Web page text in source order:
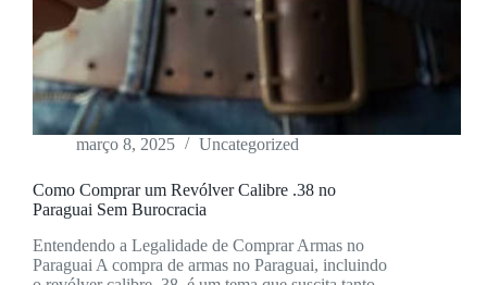
março 8, 2025 Uncategorized
Como Comprar um Revólver Calibre .38 no
Paraguai Sem Burocracia
Entendendo a Legalidade de Comprar Armas no
Paraguai A compra de armas no Paraguai, incluindo